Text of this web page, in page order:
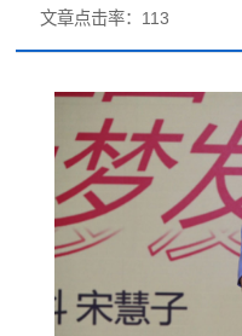
文章点击率： 113